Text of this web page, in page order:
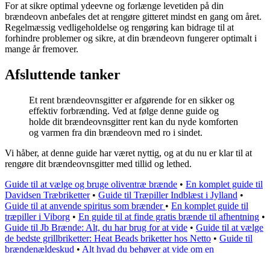
For at sikre optimal ydeevne og forlænge levetiden på din
brændeovn anbefales det at rengøre gitteret mindst en gang om året.
Regelmæssig vedligeholdelse og rengøring kan bidrage til at
forhindre problemer og sikre, at din brændeovn fungerer optimalt i
mange år fremover.
Afsluttende tanker
Et rent brændeovnsgitter er afgørende for en sikker og
effektiv forbrænding. Ved at følge denne guide og
holde dit brændeovnsgitter rent kan du nyde komforten
og varmen fra din brændeovn med ro i sindet.
Vi håber, at denne guide har været nyttig, og at du nu er klar til at
rengøre dit brændeovnsgitter med tillid og lethed.
Guide til at vælge og bruge oliventræ brænde • En komplet guide til
Davidsen Træbriketter• Guide til Træpiller Indblæst i Jylland •
Guide til at anvende spiritus som brænder • En komplet guide til
træpiller i Viborg • En guide til at finde gratis brænde til afhentning •
Guide til Jb Brænde: Alt, du har brug for at vide • Guide til at vælge
de bedste grillbriketter: Heat Beads briketter hos Netto • Guide til
brændenældeskud • Alt hvad du behøver at vide om en